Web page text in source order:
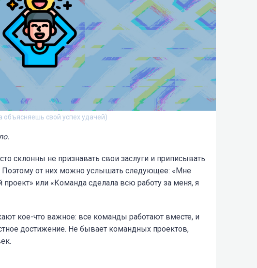
объясняешь свой успех удачей)
склонны не признавать свои заслуги и приписывать
Поэтому от них можно услышать следующее: «Мне
проект» или «Команда сделала всю работу за меня, я
кое-что важное: все команды работают вместе, и
достижение. Не бывает командных проектов,